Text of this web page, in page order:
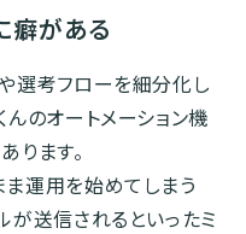
癖がある
選考フローを細分化し
のオートメーション機
ります。
運用を始めてしまう
が送信されるといったミ